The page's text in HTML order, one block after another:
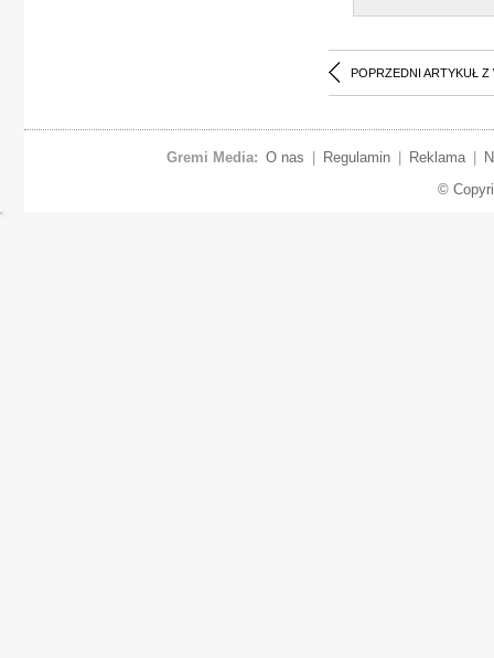
POPRZEDNI ARTYKUŁ Z
Gremi Media: O nas Regulamin Reklama
©